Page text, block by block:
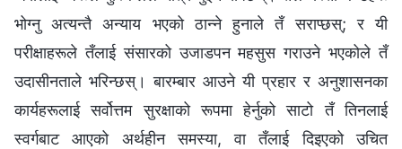
भोग्नु अत्यन्तै अन्याय भएको ठान्‍ने हुनाले तँ सराप्छस्; र यी
परीक्षाहरूले तँलाई संसारको उजाडपन महसुस गराउने भएकोले तँ
उदासीनताले भरिन्छस्। बारम्बार आउने यी प्रहार र अनुशासनका
कार्यहरूलाई सर्वोत्तम सुरक्षाको रूपमा हेर्नुको साटो तँ तिनलाई
स्वर्गबाट आएको अर्थहीन समस्या, वा तँलाई दिइएको उचित